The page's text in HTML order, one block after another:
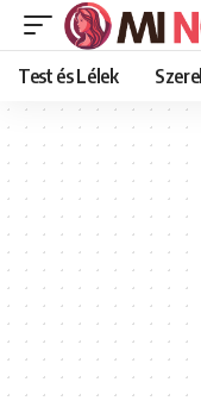
Test és Lélek